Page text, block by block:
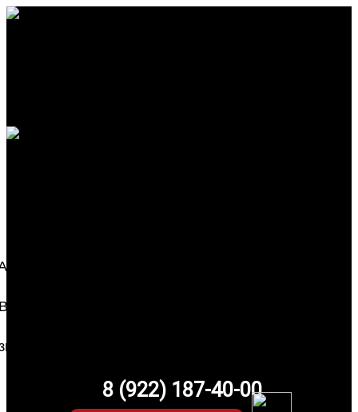
8 (922) 187-40-00